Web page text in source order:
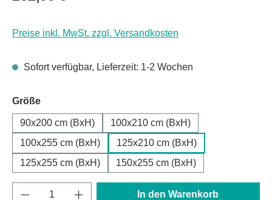
Preise inkl. MwSt. zzgl. Versandkosten
Sofort verfügbar, Lieferzeit: 1-2 Wochen
Größeauswählen
90x200 cm (BxH)
100x210 cm (BxH)
100x255 cm (BxH)
125x210 cm (BxH)
125x255 cm (BxH)
150x255 cm (BxH)
Produkt Anzahl: Gib den gewünschten
In den Warenkorb